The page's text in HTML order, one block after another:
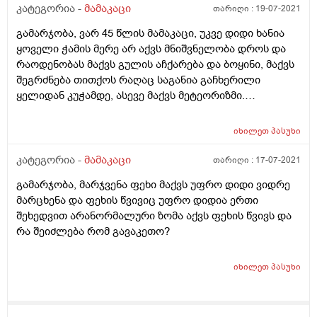
კატეგორია - მამაკაცი თარიღი : 19-07-2021
გამარჯობა, ვარ 45 წლის მამაკაცი, უკვე დიდი ხანია
ყოველი ჭამის მერე არ აქვს მნიშვნელობა დროს და
რაოდენობას მაქვს გულის აჩქარება და ბოყინი, მაქვს
შეგრძნება თითქოს რაღაც საგანია გაჩხერილი
ყელიდან კუჭამდე, ასევე მაქვს მეტეორიზმი.
და მერე თითქოს ვგრძნობ შვებას. ეს ყველაფერი
უკმარისობა ან რაიმე მსგავსი პრობლემა მაქვს.
გულზე,ასევე შინაგან ორგანოებზე და პასუხები
ნორმალურია. რა შეიძლება მოვიმოქმედო ან რას
მირჩევთ? დიდი მადლობა წინასწარ.
იხილეთპასუხი
კატეგორია - მამაკაცი თარიღი : 17-07-2021
გამარჯობა, მარჯვენა ფეხი მაქვს უფრო დიდი ვიდრე
მარცხენა და ფეხის წვივიც უფრო დიდია ერთი
შეხედვით არანორმალური ზომა აქვს ფეხის წვივს და
რა შეიძლება რომ გავაკეთო?
იხილეთპასუხი